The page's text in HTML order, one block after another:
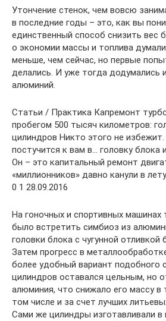
Утончение стенок, чем вовсю
в последние годы – это, как вы
единственный способ снизить вес
о экономии массы и топлива
меньше, чем сейчас, но первые
делались. И уже тогда додумались
алюминий.
Статьи / Практика Капремонт
пробегом 500 тысяч километров:
цилиндров Никто этого не
постучится к вам в… головку блока
Он – это капитальный ремонт
«миллионников» давно канули в
0 1 28.09.2016
На гоночных и спортивных машинах
было встретить симбиоз из
головки блока с чугунной отливкой
Затем прогресс в
более удобный вариант подобного
цилиндров оставался цельным, но
алюминия, что снижало его массу в
том числе и за счет лучших
Сами же цилиндры изготавливали в